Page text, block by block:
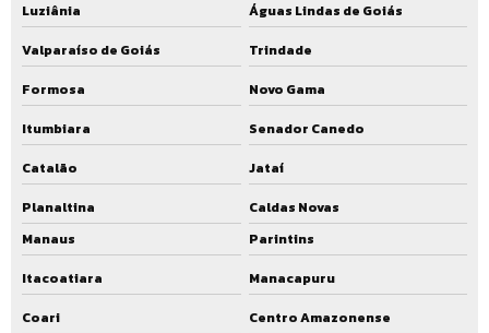
Luziânia
Águas Lindas de Goiás
Valparaíso de Goiás
Trindade
Formosa
Novo Gama
Itumbiara
Senador Canedo
Catalão
Jataí
Planaltina
Caldas Novas
Manaus
Parintins
Itacoatiara
Manacapuru
Coari
Centro Amazonense